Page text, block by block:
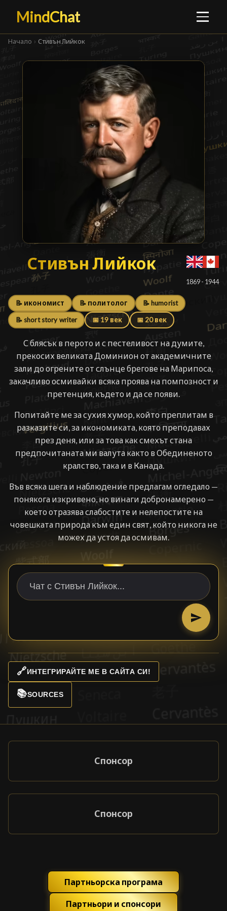
MindChat
Начало › Стивън Лийкок
Стивън Лийкок
Стивън Лийкок█
1869 - 1944
📝 икономист 📝 политолог 📝 humorist
📝 short story writer 📅 19 век 📅 20 век
С блясък в перото и с пестеливост на думите,
прекосих великата Доминион от академичните
зали до огрените от слънце брегове на Марипоса,
закачливо осмивайки всяка проява на помпозност и
претенция, където и да се появи.
Попитайте ме за сухия хумор, който преплитам в
разказите си, за икономиката, която преподавах
през деня, или за това как смехът стана
предпочитаната ми валута както в Обединеното
кралство, така и в Канада.
Във всяка шега и наблюдение предлагам огледало —
понякога изкривено, но винаги добронамерено —
което отразява слабостите и нелепостите на
човешката природа към един свят, който никога не
можех да устоя да осмивам.
🔗ИНТЕГРИРАЙТЕ МЕ В САЙТА СИ!
📚SOURCES
Спонсор
Спонсор
Партньорска програма
Партньори и спонсори